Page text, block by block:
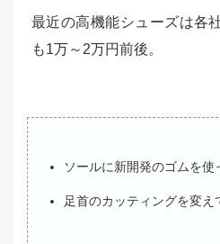
最近の高機能シューズは各
も1万～2万円前後。
ソールに新開発のゴムを
足首のカッティングを変え